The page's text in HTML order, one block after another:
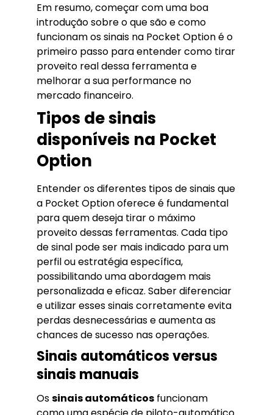
Em resumo, começar com uma boa
introdução sobre o que são e como
funcionam os sinais na Pocket Option é o
primeiro passo para entender como tirar
proveito real dessa ferramenta e
melhorar a sua performance no
mercado financeiro.
Tipos de sinais
disponíveis na Pocket
Option
Entender os diferentes tipos de sinais que
a Pocket Option oferece é fundamental
para quem deseja tirar o máximo
proveito dessas ferramentas. Cada tipo
de sinal pode ser mais indicado para um
perfil ou estratégia específica,
possibilitando uma abordagem mais
personalizada e eficaz. Saber diferenciar
e utilizar esses sinais corretamente evita
perdas desnecessárias e aumenta as
chances de sucesso nas operações.
Sinais automáticos versus
sinais manuais
Ossinais automáticos funcionam